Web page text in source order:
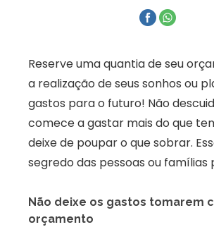
Reserve uma quantia de seu
a realização de seus sonhos ou
gastos para o futuro! Não
comece a gastar mais do que
deixe de poupar o que sobrar.
segredo das pessoas ou famílias
Não deixe os gastos tomarem
orçamento